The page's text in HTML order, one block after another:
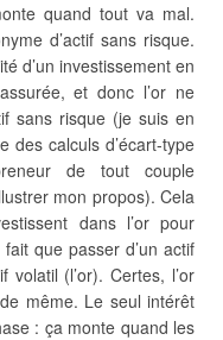
quand tout va mal.
d’actif sans risque.
d’un investissement en
et donc l’or ne
sans risque (je suis en
des calculs d’écart-type
de tout couple
mon propos). Cela
dans l’or pour
que passer d’un actif
(l’or). Certes, l’or
même. Le seul intérêt
: ça monte quand les